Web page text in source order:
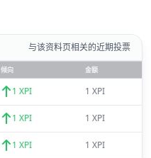
与该资料页相关的近期投票
倾向 金额
1 XPI 1 XPI
1 XPI 1 XPI
1 XPI 1 XPI